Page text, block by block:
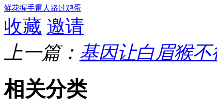
鲜花握手雷人 路过鸡蛋
收藏 邀请
上一篇： 基因让白眉猴
相关分类